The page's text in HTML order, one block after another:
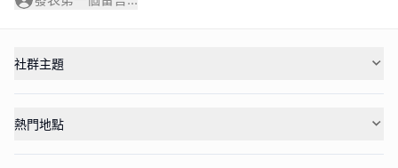
社群主題
熱門地點